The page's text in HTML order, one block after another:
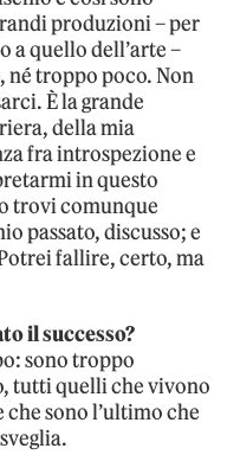
produzioni – per
a quello dell’arte –
né troppo poco. Non
È la grande
della mia
fra introspezione e
in questo
trovi comunque
passato, discusso; e
fallire, certo, ma
il successo?
sono troppo
tutti quelli che vivono
sono l’ultimo che